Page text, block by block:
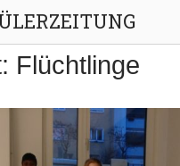
Flüchtlinge